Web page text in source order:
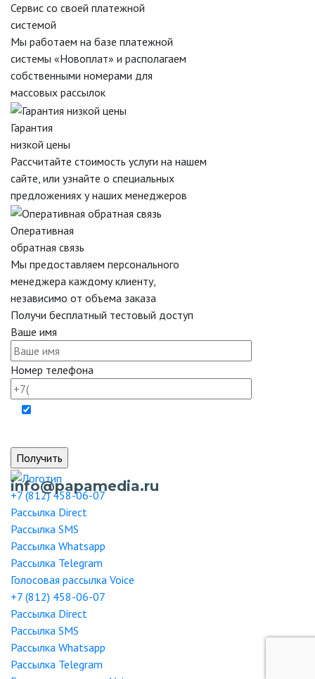
Сервис со своей платежной
системой
Мы работаем на базе платежной
системы «Новоплат» и располагаем
собственными номерами для
массовых рассылок
Гарантия
низкой цены
Рассчитайте стоимость услуги на нашем
сайте, или узнайте о специальных
предложениях у наших менеджеров
Оперативная
обратная связь
Мы предоставляем персонального
менеджера каждому клиенту,
независимо от объема заказа
+7 (812) 458-06-07
info@papamedia.ru
Рассылка Direct
Рассылка SMS
Рассылка Whatsapp
Рассылка Telegram
Голосовая рассылка Voice
+7 (812) 458-06-07
Рассылка Direct
Рассылка SMS
Рассылка Whatsapp
Рассылка Telegram
Получи бесплатный тестовый доступ
Ваше имя
Номер телефона